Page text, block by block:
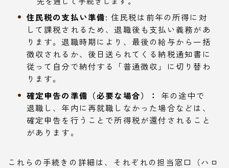
住民税の支払い準備: 住民税は前年の所得に対
して課税されるため、退職後も支払い義務があ
ります。退職時期により、最後の給与から一括
徴収されるか、後日送られてくる納税通知書に
従って自分で納付する「普通徴収」に切り替わ
ります。
確定申告の準備（必要な場合）：
年の途中で
退職し、年内に再就職しなかった場合などは、
確定申告を行うことで所得税が還付されること
があります。
これらの手続きの詳細は、それぞれの担当窓口（ハロ